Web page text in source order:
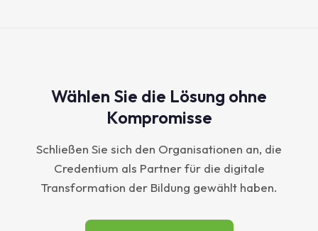
Wählen Sie die Lösung ohne
Kompromisse
Schließen Sie sich den Organisationen an, die
Credentium als Partner für die digitale
Transformation der Bildung gewählt haben.